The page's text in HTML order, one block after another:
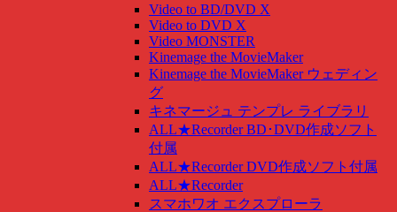
Video to BD/DVD X
Video to DVD X
Video MONSTER
Kinemage the MovieMaker
Kinemage the MovieMaker ウェディン
グ
キネマージュ テンプレ ライブラリ
ALL★Recorder BD･DVD作成ソフト
付属
ALL★Recorder DVD作成ソフト付属
ALL★Recorder
スマホワオ エクスプローラ